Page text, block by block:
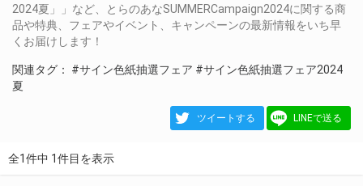
2024夏」」など、とらのあなSUMMERCampaign2024に関する商
品や特典、フェアやイベント、キャンペーンの最新情報をいち早
くお届けします！
関連タグ： #サイン色紙抽選フェア #サイン色紙抽選フェア2024
夏
ツイートする LINEで送る
全1件中 1件目を表示